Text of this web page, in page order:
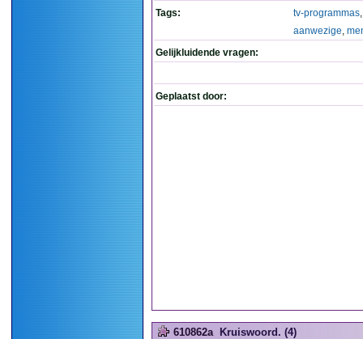
Tags:
tv-programmas,
aanwezige,
Gelijkluidende vragen:
Geplaatst door:
610862a Kruiswoord. (4)